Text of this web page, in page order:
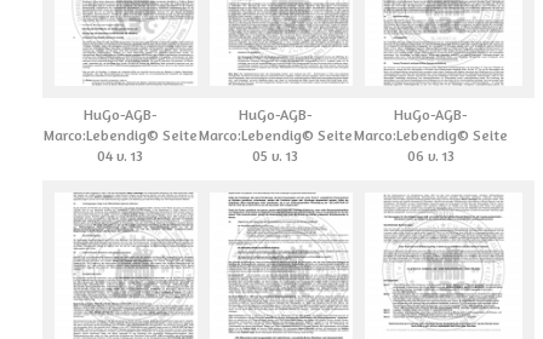
HuGo-AGB-
Marco:Lebendig© Seite
04 v. 13
HuGo-AGB-
Marco:Lebendig© Seite
05 v. 13
HuGo-AGB-
Marco:Lebendig© Seite
06 v. 13